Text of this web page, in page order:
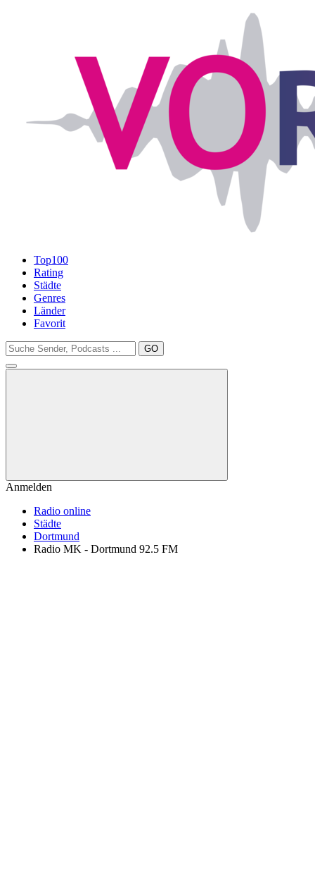
Top100
Rating
Städte
Genres
Länder
Favorit
GO
Anmelden
Radio online
Städte
Dortmund
Radio MK - Dortmund 92.5 FM